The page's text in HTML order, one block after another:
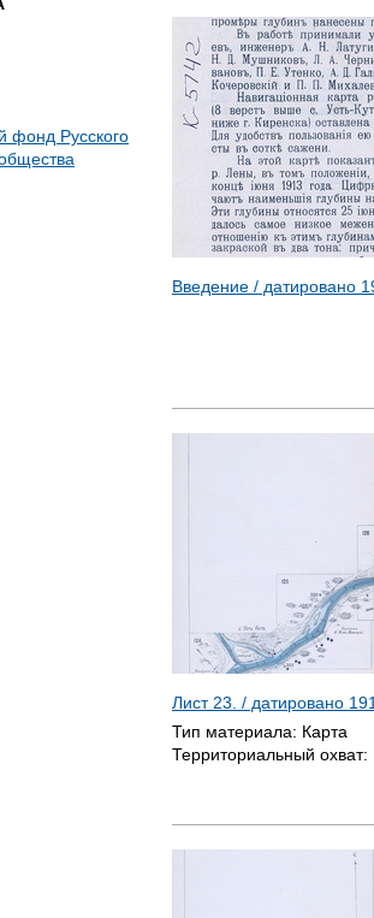
фонд Русского
Введение / датировано
Лист 23. / датировано
Тип материала: Карта
Территориальный охват: